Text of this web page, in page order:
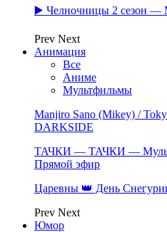
▶️ Челночницы 2 сезон —
Prev Next
Анимация
Все
Аниме
Мультфильмы
Manjiro Sano (Mikey) /
DARKSIDE
ТАЧКИ — ТАЧКИ —
Прямой эфир
Царевны 👑 День
Prev Next
Юмор